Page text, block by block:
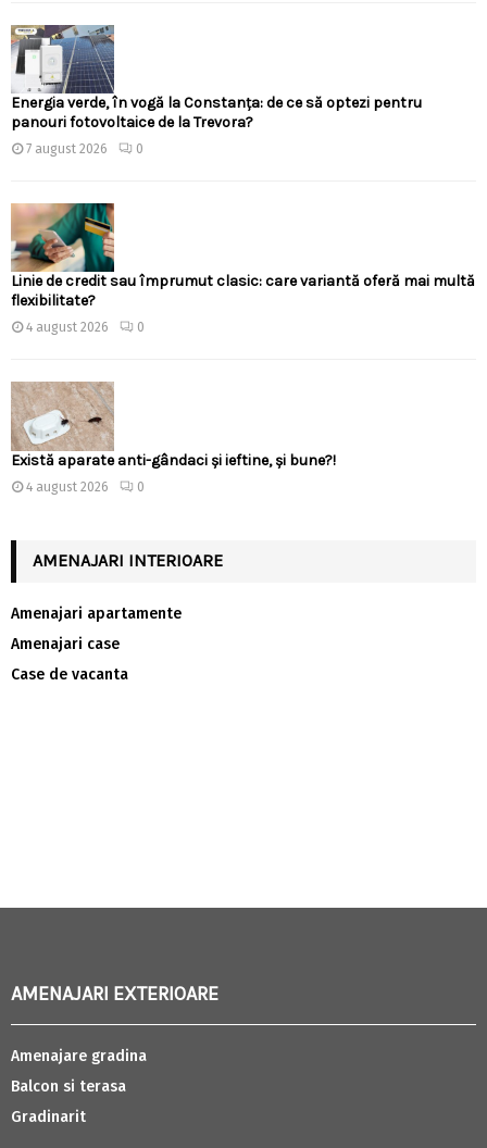
Energia verde, în vogă la Constanța: de ce să optezi pentru
panouri fotovoltaice de la Trevora?
7 august 2026 0
Linie de credit sau împrumut clasic: care variantă oferă mai multă
flexibilitate?
4 august 2026 0
Există aparate anti-gândaci și ieftine, și bune?!
4 august 2026 0
AMENAJARI INTERIOARE
Amenajari apartamente
Amenajari case
Case de vacanta
AMENAJARI EXTERIOARE
Amenajare gradina
Balcon si terasa
Gradinarit